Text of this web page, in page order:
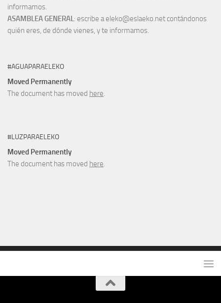
informamos.
ASAMBLEA GENERAL : escribe a eleko@eslaeko.net contándonos
quién eres, de dónde vienes, y te informamos.
#AGUAPARAELEKO
Moved Permanently
The document has moved here
#LUZPARAELEKO
Moved Permanently
The document has moved here